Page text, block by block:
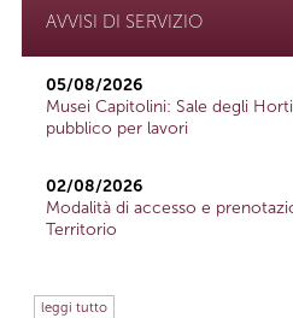
AVVISI DI SERVIZIO
05/08/2026
Musei Capitolini: Sale degli
pubblico per lavori
02/08/2026
Modalità di accesso e
Territorio
leggi tutto